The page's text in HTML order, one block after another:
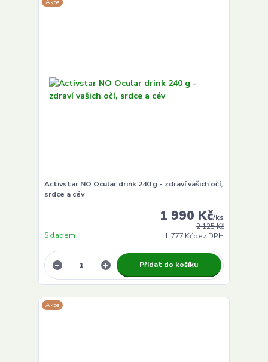
Akce
Activstar NO Ocular drink 240 g - zdraví vašich očí,
srdce a cév
2 125 Kč
1 990 Kč/ks
1 777 Kčbez DPH
Skladem
Přidat do košíku
Akce